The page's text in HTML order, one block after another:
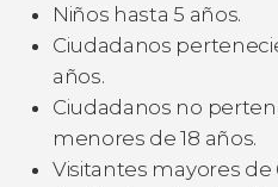
Niños hasta 5 años.
Ciudadanos
años.
Ciudadanos no
menores de 18 años.
Visitantes mayores